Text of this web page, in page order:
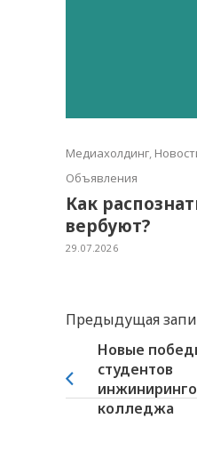
Медиахолдинг,
Объявления
Как
вербуют?
29.07.2026
Предыдущая
Новые
студентов
колледжа